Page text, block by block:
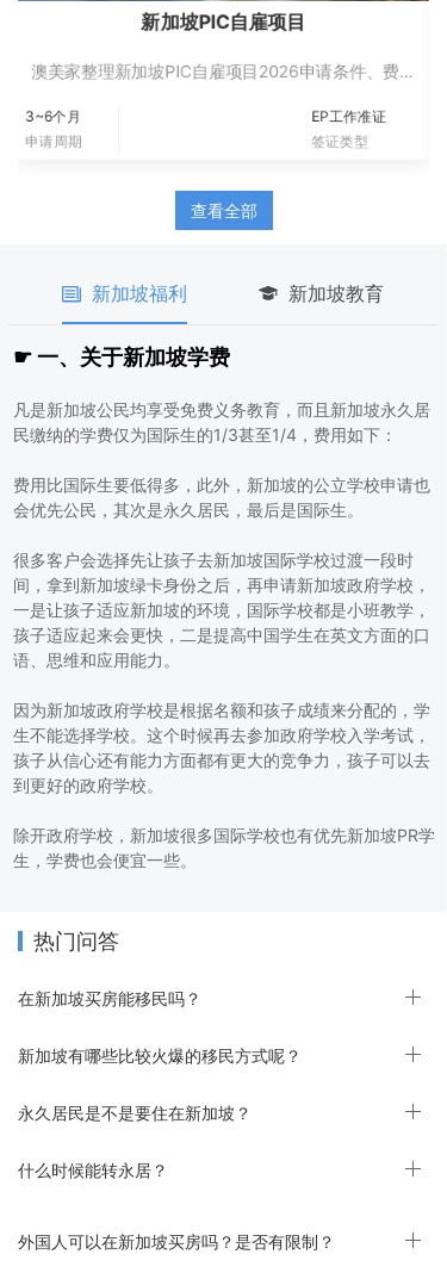
新加坡PIC自雇项目
澳美家整理新加坡PIC自雇项目2026申请条件、费用
帮助家庭评估身份规划。
3~6个月
申请周期
EP工作准证
签证类型
查看全部
新加坡福利 新加坡教育
☛ 一、关于新加坡学费
凡是新加坡公民均享受免费义务教育，而且新加坡永久居
民缴纳的学费仅为国际生的1/3甚至1/4，费用如下：
费用比国际生要低得多，此外，新加坡的公立学校申请也
会优先公民，其次是永久居民，最后是国际生。
很多客户会选择先让孩子去新加坡国际学校过渡一段时
间，拿到新加坡绿卡身份之后，再申请新加坡政府学校，
一是让孩子适应新加坡的环境，国际学校都是小班教学，
孩子适应起来会更快，二是提高中国学生在英文方面的口
语、思维和应用能力。
因为新加坡政府学校是根据名额和孩子成绩来分配的，学
生不能选择学校。这个时候再去参加政府学校入学考试，
孩子从信心还有能力方面都有更大的竞争力，孩子可以去
到更好的政府学校。
除开政府学校，新加坡很多国际学校也有优先新加坡PR学
生，学费也会便宜一些。
择新加坡留学。
☛ 二、新加坡医疗福利
上。新加坡政府主张“保健储蓄”。“保健储蓄”就是为住
限支付住院费用和少数昂贵的门诊费用，可一家三代(父
疗账户和个人三者承担，而不是全额由个人账户支付。持
1、儿童疫苗
热门问答
在新加坡买房能移民吗？
新加坡有哪些比较火爆的移民方式呢？
永久居民是不是要住在新加坡？
什么时候能转永居？
外国人可以在新加坡买房吗？是否有限制？